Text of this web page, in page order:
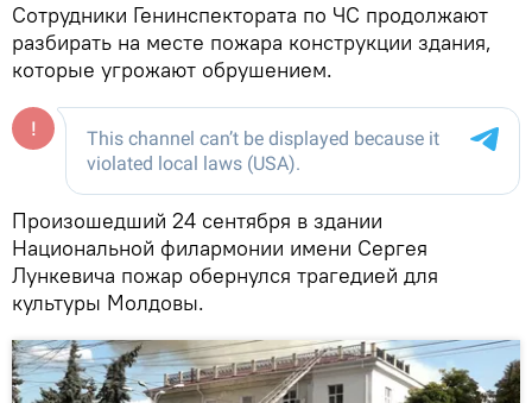
Сотрудники Генинспектората по ЧС продолжают
разбирать на месте пожара конструкции здания,
которые угрожают обрушением.
Произошедший 24 сентября в здании
Национальной филармонии имени Сергея
Лункевича пожар обернулся трагедией для
культуры Молдовы.